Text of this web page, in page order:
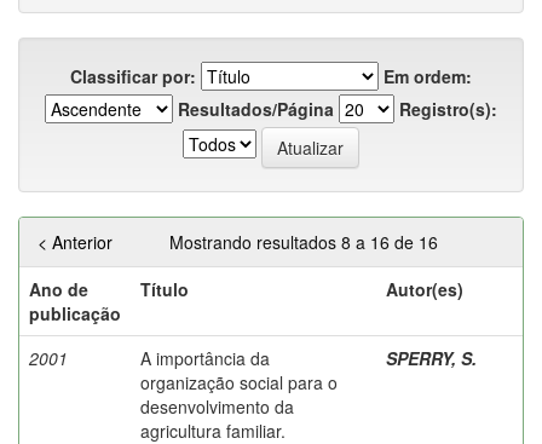
Classificar por:
Em ordem:
Resultados/Página
Registro(s):
Mostrando resultados 8 a 16 de 16
< Anterior
Ano de
publicação
Título Autor(es)
2001
A importância da
organização social para o
desenvolvimento da
agricultura familiar.
SPERRY, S.